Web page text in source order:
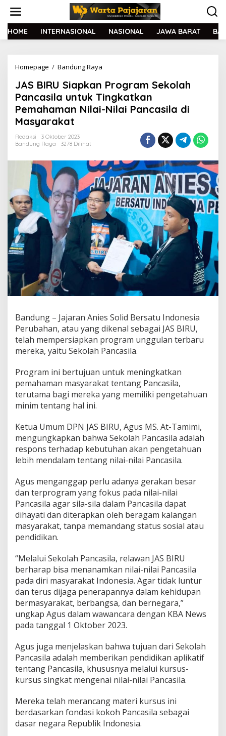
t
HOME INTERNASIONAL NASIONAL JAWA BARAT
Homepage / Bandung Raya
S
B
I
R
k
a
n
P
r
o
g
r
a
m
S
e
l
P
a
n
c
i
l
a
t
u
k
T
i
n
g
k
a
t
k
a
n
m
a
h
a
m
a
n
N
a
i
-
N
a
i
P
JAS BIRU Siapkan Program Sekolah
Pancasila untuk Tingkatkan
Pemahaman Nilai-Nilai Pancasila di
Masyarakat
Redaksi
3 Oktober 2023
Bandung Raya
3278 Dilihat
Bandung – Jajaran Anies Solid Bersatu Indonesia
Perubahan, atau yang dikenal sebagai JAS BIRU,
telah mempersiapkan program unggulan terbaru
mereka, yaitu Sekolah Pancasila.
Program ini bertujuan untuk meningkatkan
pemahaman masyarakat tentang Pancasila,
terutama bagi mereka yang memiliki pengetahuan
minim tentang hal ini.
Ketua Umum DPN JAS BIRU, Agus MS. At-Tamimi,
mengungkapkan bahwa Sekolah Pancasila adalah
respons terhadap kebutuhan akan pengetahuan
lebih mendalam tentang nilai-nilai Pancasila.
Agus menganggap perlu adanya gerakan besar
dan terprogram yang fokus pada nilai-nilai
Pancasila agar sila-sila dalam Pancasila dapat
dihayati dan diterapkan oleh beragam kalangan
masyarakat, tanpa memandang status sosial atau
pendidikan.
“Melalui Sekolah Pancasila, relawan JAS BIRU
berharap bisa menanamkan nilai-nilai Pancasila
pada diri masyarakat Indonesia. Agar tidak luntur
dan terus dijaga penerapannya dalam kehidupan
bermasyarakat, berbangsa, dan bernegara,”
ungkap Agus dalam wawancara dengan KBA News
pada tanggal 1 Oktober 2023.
Agus juga menjelaskan bahwa tujuan dari Sekolah
Pancasila adalah memberikan pendidikan aplikatif
tentang Pancasila, khususnya melalui kursus-
kursus singkat mengenai nilai-nilai Pancasila.
Mereka telah merancang materi kursus ini
berdasarkan fondasi kokoh Pancasila sebagai
dasar negara Republik Indonesia.